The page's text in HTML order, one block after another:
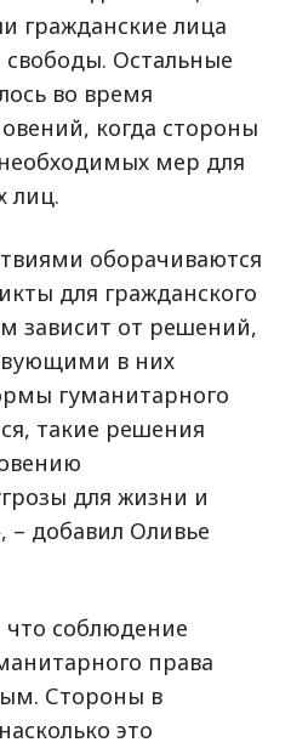
гражданские лица
Остальные
во время
когда стороны
мер для
лиц.
оборачиваются
для гражданского
зависит от решений,
в них
гуманитарного
такие решения
для жизни и
– добавил Оливье
соблюдение
права
Стороны в
это